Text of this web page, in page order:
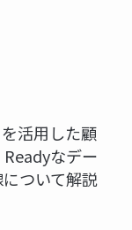
活用した顧
なデー
ついて解説